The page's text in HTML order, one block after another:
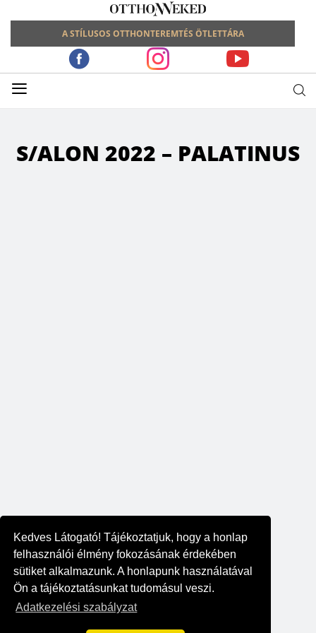
Kedves Látogató! Tájékoztatjuk, hogy a honlap
felhasználói élmény fokozásának érdekében
sütiket alkalmazunk. A honlapunk használatával
Ön a tájékoztatásunkat tudomásul veszi.
Adatkezelési szabályzat
A STÍLUSOS OTTHONTEREMTÉS ÖTLETTÁRA
≡
S/ALON 2022 – PALATINUS